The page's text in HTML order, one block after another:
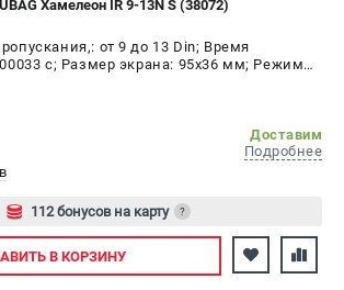
Хамелеон IR 9-13N S (38072)
от 9 до 13 Din; Время
с; Размер экрана: 95х36 мм; Режим
Доставим
Подробнее
112 бонусов на карту ?
Авторизуйтесь
В КОРЗИНУ